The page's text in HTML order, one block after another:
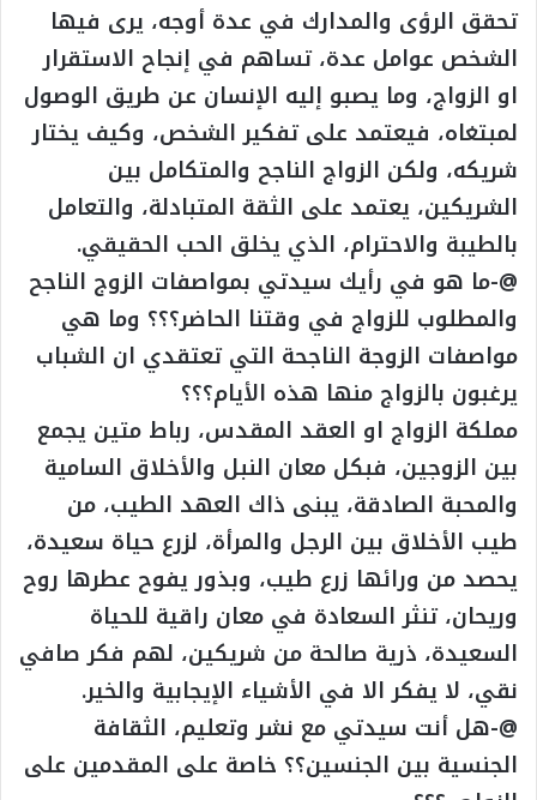
تحقق الرؤى والمدارك في عدة أوجه، يرى فيها
الشخص عوامل عدة، تساهم في إنجاح الاستقرار
او الزواج، وما يصبو إليه الإنسان عن طريق الوصول
لمبتغاه، فيعتمد على تفكير الشخص، وكيف يختار
شريكه، ولكن الزواج الناجح والمتكامل بين
الشريكين، يعتمد على الثقة المتبادلة، والتعامل
بالطيبة والاحترام، الذي يخلق الحب الحقيقي.
@-ما هو في رأيك سيدتي بمواصفات الزوج الناجح
والمطلوب للزواج في وقتنا الحاضر؟؟؟ وما هي
مواصفات الزوجة الناجحة التي تعتقدي ان الشباب
يرغبون بالزواج منها هذه الأيام؟؟؟
مملكة الزواج او العقد المقدس، رباط متين يجمع
بين الزوجين، فبكل معان النبل والأخلاق السامية
والمحبة الصادقة، يبنى ذاك العهد الطيب، من
طيب الأخلاق بين الرجل والمرأة، لزرع حياة سعيدة،
يحصد من ورائها زرع طيب، وبذور يفوح عطرها روح
وريحان، تنثر السعادة في معان راقية للحياة
السعيدة، ذرية صالحة من شريكين، لهم فكر صافي
نقي، لا يفكر الا في الأشياء الإيجابية والخير.
@-هل أنت سيدتي مع نشر وتعليم، الثقافة
الجنسية بين الجنسين؟؟ خاصة على المقدمين على